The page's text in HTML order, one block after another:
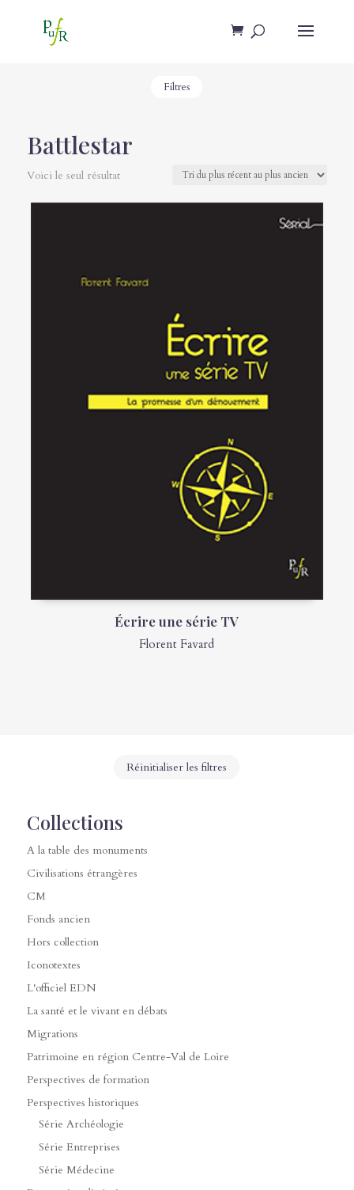
Filtres
Battlestar
Voici le seul résultat
Écrire une série TV
Florent Favard
Réinitialiser les filtres
Collections
A la table des monuments
Civilisations étrangères
CM
Fonds ancien
Hors collection
Iconotextes
L'officiel EDN
La santé et le vivant en débats
Migrations
Patrimoine en région Centre-Val de Loire
Perspectives de formation
Perspectives historiques
Série Archéologie
Série Entreprises
Série Médecine